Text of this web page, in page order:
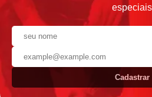
especiais
Cadastrar